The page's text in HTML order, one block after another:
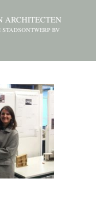
ARCHITECTEN
BV